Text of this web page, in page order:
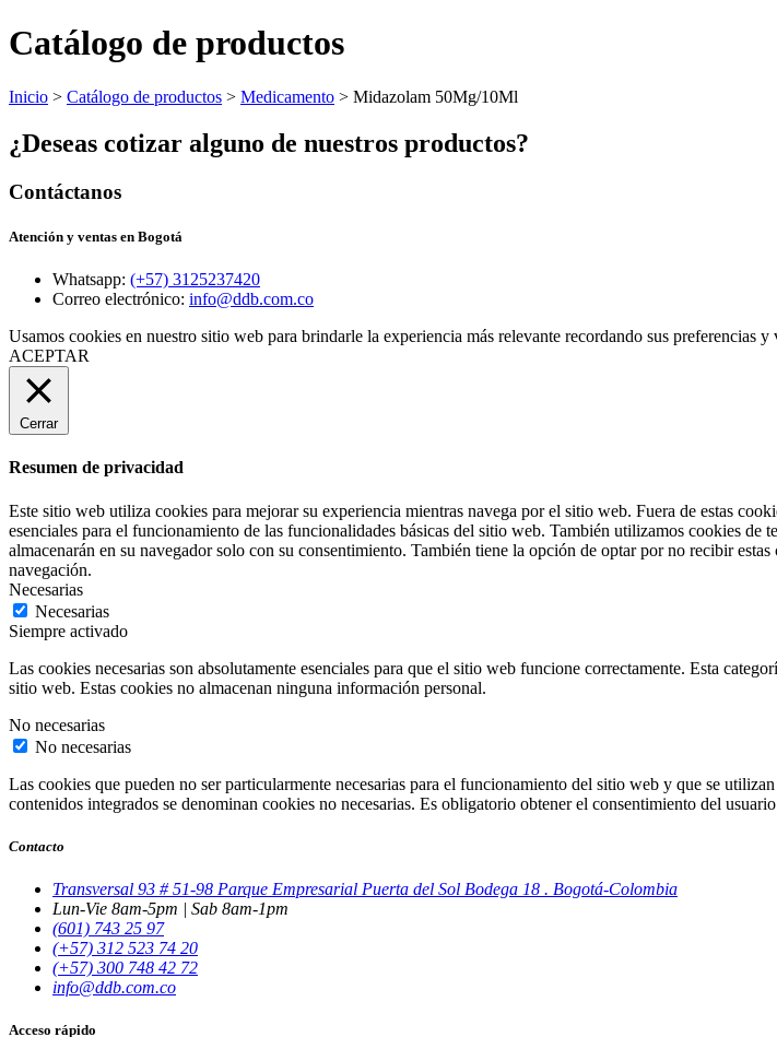
Catálogo de productos
Inicio > Catálogo de productos > Medicamento > Midazolam 50Mg/10Ml
¿Deseas cotizar alguno de nuestros productos?
Contáctanos
Atención y ventas en Bogotá
Whatsapp: (+57) 3125237420
Correo electrónico: info@ddb.com.co
Usamos cookies en nuestro sitio web para brindarle la experiencia más relevante recordando sus preferencias
ACEPTAR
Cerrar
Resumen de privacidad
Este sitio web utiliza cookies para mejorar su experiencia mientras navega por el sitio web. Fuera de estas
esenciales para el funcionamiento de las funcionalidades básicas del sitio web. También utilizamos cookies
almacenarán en su navegador solo con su consentimiento. También tiene la opción de optar por no recibir
navegación.
Necesarias
Necesarias
Siempre activado
Las cookies necesarias son absolutamente esenciales para que el sitio web funcione correctamente. Esta
sitio web. Estas cookies no almacenan ninguna información personal.
No necesarias
No necesarias
Las cookies que pueden no ser particularmente necesarias para el funcionamiento del sitio web y que se
contenidos integrados se denominan cookies no necesarias. Es obligatorio obtener el consentimiento del
Contacto
Transversal 93 # 51-98 Parque Empresarial Puerta del Sol Bodega 18 . Bogotá-Colombia
Lun-Vie 8am-5pm | Sab 8am-1pm
(601) 743 25 97
(+57) 312 523 74 20
(+57) 300 748 42 72
info@ddb.com.co
Acceso rápido